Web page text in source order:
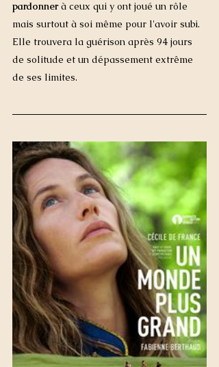
pardonner à ceux qui y ont joué un rôle
mais surtout à soi même pour l'avoir subi.
Elle trouvera la guérison après 94 jours
de solitude et un dépassement extrême
de ses limites.